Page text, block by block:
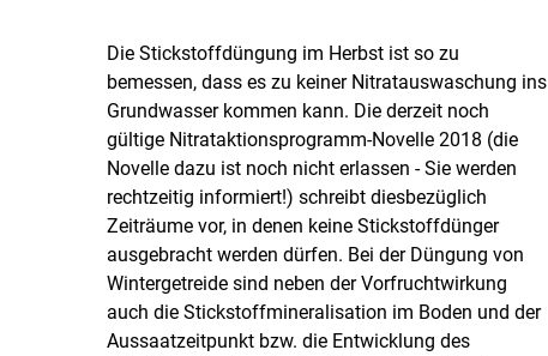
Die Stickstoffdüngung im Herbst ist so zu
bemessen, dass es zu keiner Nitratauswaschung ins
Grundwasser kommen kann. Die derzeit noch
gültige Nitrataktionsprogramm-Novelle 2018 (die
Novelle dazu ist noch nicht erlassen - Sie werden
rechtzeitig informiert!) schreibt diesbezüglich
Zeiträume vor, in denen keine Stickstoffdünger
ausgebracht werden dürfen. Bei der Düngung von
Wintergetreide sind neben der Vorfruchtwirkung
auch die Stickstoffmineralisation im Boden und der
Aussaatzeitpunkt bzw. die Entwicklung des